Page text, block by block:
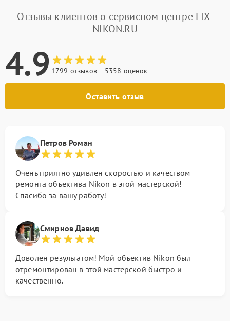
Отзывы клиентов о сервисном центре FIX-
NIKON.RU
4.9 1799 отзывов 5358 оценок
Оставить отзыв
Петров Роман
Очень приятно удивлен скоростью и качеством
ремонта объектива Nikon в этой мастерской!
Спасибо за вашу работу!
Смирнов Давид
Доволен результатом! Мой объектив Nikon был
отремонтирован в этой мастерской быстро и
качественно.